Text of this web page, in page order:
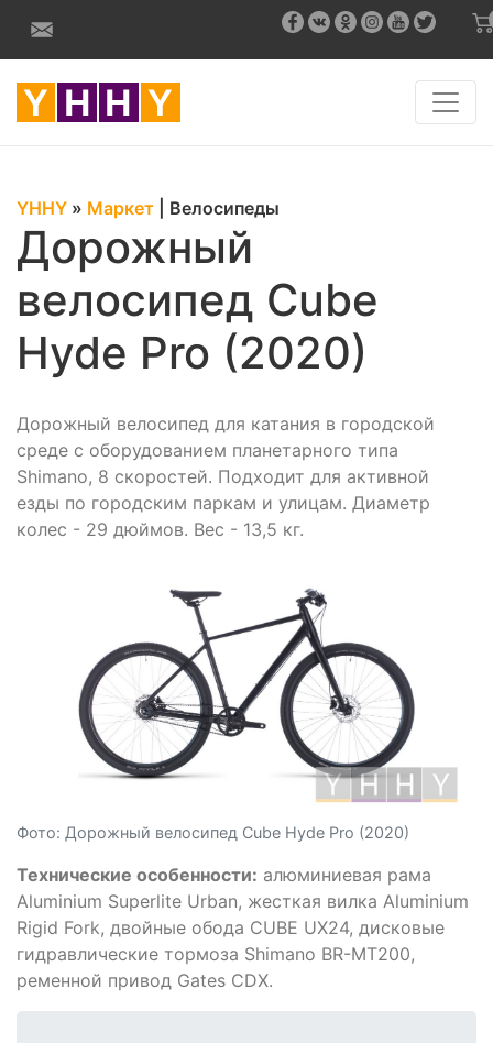
YHHY » Маркет Велосипеды
Дорожный
велосипед Cube
Hyde Pro (2020)
Дорожный велосипед для катания в городской
среде с оборудованием планетарного типа
Shimano, 8 скоростей. Подходит для активной
езды по городским паркам и улицам. Диаметр
колес - 29 дюймов. Вес - 13,5 кг.
Фото: Дорожный велосипед Cube Hyde Pro (2020)
Технические особенности: алюминиевая рама
Aluminium Superlite Urban, жесткая вилка Aluminium
Rigid Fork, двойные обода CUBE UX24, дисковые
гидравлические тормоза Shimano BR-MT200,
ременной привод Gates CDX.